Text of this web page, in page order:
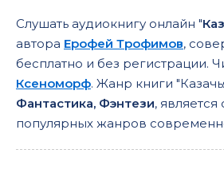
Слушать аудиокнигу онлайн "
автора Ерофей Трофимов,
бесплатно и без регистрации.
Ксеноморф. Жанр книги
Фантастика, Фэнтези,
популярных жанров